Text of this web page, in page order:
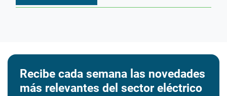
Recibe cada semana las novedades
más relevantes del sector eléctrico